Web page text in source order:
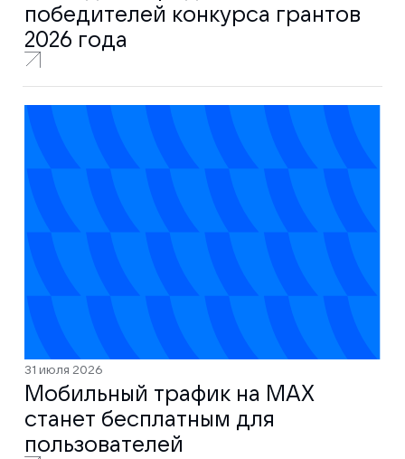
победителей конкурса грантов
2026 года
31 июля 2026
Мобильный трафик на MAX
станет бесплатным для
пользователей